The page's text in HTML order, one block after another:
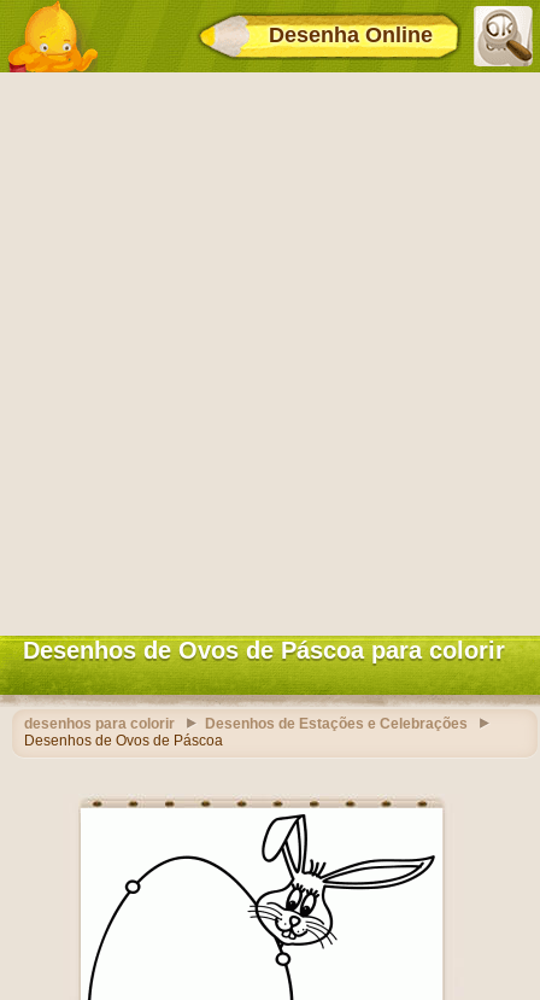
Desenha Online
Desenhos de Ovos de Páscoa para colorir
desenhos para colorir
Desenhos de Estações e Celebrações
Desenhos de Ovos de Páscoa